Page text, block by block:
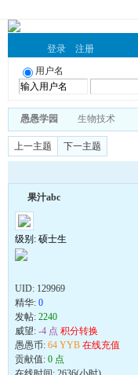
登录 注册
用户名
愚愚学园 生物技术
上一主题 下一主题
果汁abc
级别: 硕士生
UID: 129969
精华: 0
发帖: 2240
威望: -4 点 积分转换
愚愚币: 64 YYB 在线充值
贡献值: 0 点